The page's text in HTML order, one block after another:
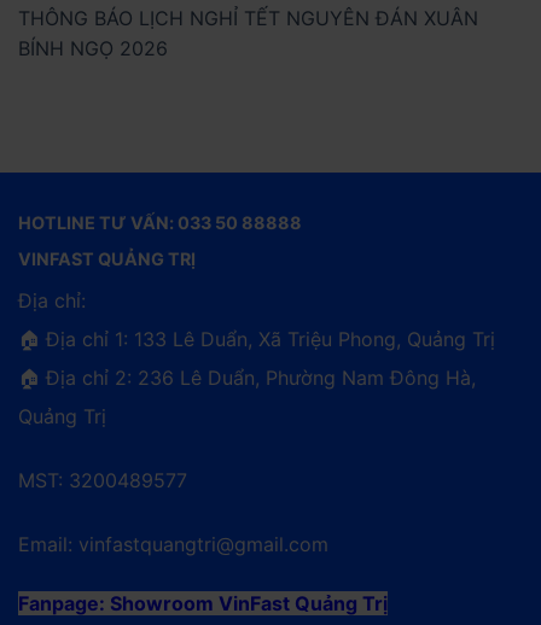
THÔNG BÁO LỊCH NGHỈ TẾT NGUYÊN ĐÁN XUÂN
BÍNH NGỌ 2026
HOTLINE TƯ VẤN: 033 50 88888
VINFAST QUẢNG TRỊ
Địa chỉ:
🏠 Địa chỉ 1: 133 Lê Duẩn, Xã Triệu Phong, Quảng Trị
🏠 Địa chỉ 2: 236 Lê Duẩn, Phường Nam Đông Hà,
Quảng Trị
MST: 3200489577
Email: vinfastquangtri@gmail.com
Fanpage: Showroom VinFast Quảng Trị